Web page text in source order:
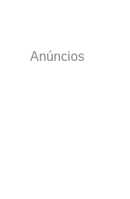
Anúncios